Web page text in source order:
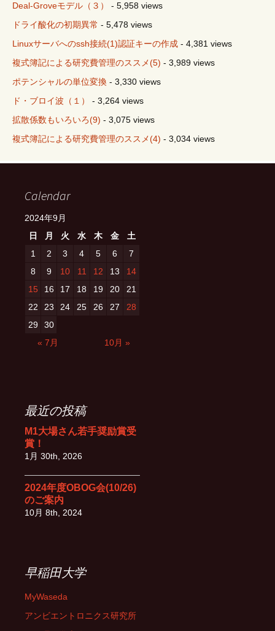
Deal-Groveモデル（３）
- 5,958 views
ドライ酸化の初期異常 - 5,478 views
Linuxサーバへのssh接続(1)認証キーの作成 - 4,381 views
複式簿記による研究費管理のススメ(5) - 3,989 views
ポテンシャルの単位変換 - 3,330 views
ド・ブロイ波（１）
- 3,264 views
拡散係数もいろいろ(9) - 3,075 views
複式簿記による研究費管理のススメ(4) - 3,034 views
Calendar
2024年9月
日
月 火 水 木 金
土
1
2 3 4 5 6
7
8
9 10 11 12 13
14
15
16 17 18 19 20
21
22
23 24 25 26 27
28
29
30
« 7月
10月 »
最近の投稿
M1大場さん若手奨励賞受
賞！
1月 30th, 2026
2024年度OBOG会(10/26)
のご案内
10月 8th, 2024
早稲田大学
MyWaseda
アンビエントロニクス研究所